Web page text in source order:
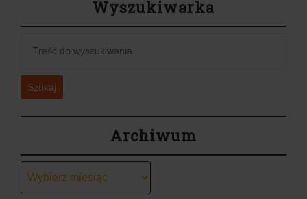
Wyszukiwarka
Szukaj
Archiwum